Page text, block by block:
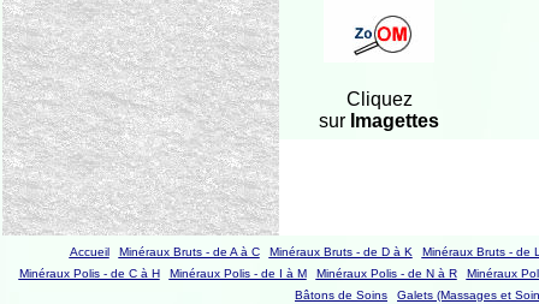
Cliquez
sur Imagettes
Accueil Minéraux Bruts - de A à C Minéraux Bruts - de D à K
Minéraux Bruts - de
Minéraux Polis - de C à H
Minéraux Polis - de I à M Minéraux Polis - de N à R
Minéraux
Bâtons de Soins
Galets (Massages et